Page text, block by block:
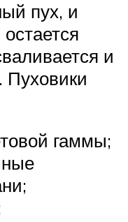
пух, и
и
Пуховики
гаммы;